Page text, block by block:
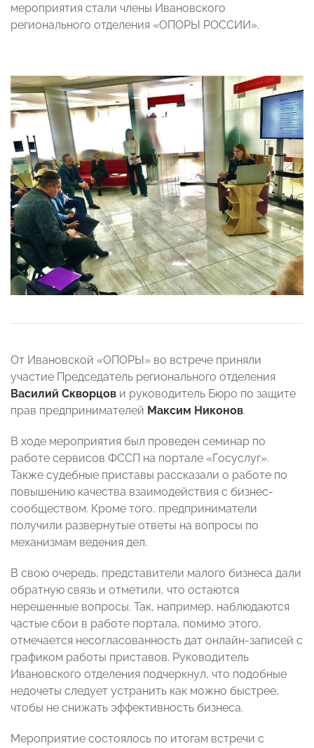
мероприятия стали члены Ивановского
регионального отделения «ОПОРЫ РОССИИ».
От Ивановской «ОПОРЫ» во встрече приняли
участие Председатель регионального отделения
Василий Скворцов и руководитель Бюро по защите
прав предпринимателей Максим Никонов.
В ходе мероприятия был проведен семинар по
работе сервисов ФССП на портале «Госуслуг».
Также судебные приставы рассказали о работе по
повышению качества взаимодействия с бизнес-
сообществом. Кроме того, предприниматели
получили развернутые ответы на вопросы по
механизмам ведения дел.
В свою очередь, представители малого бизнеса дали
обратную связь и отметили, что остаются
нерешенные вопросы. Так, например, наблюдаются
частые сбои в работе портала, помимо этого,
отмечается несогласованность дат онлайн-записей с
графиком работы приставов. Руководитель
Ивановского отделения подчеркнул, что подобные
недочеты следует устранить как можно быстрее,
чтобы не снижать эффективность бизнеса.
Мероприятие состоялось по итогам встречи с